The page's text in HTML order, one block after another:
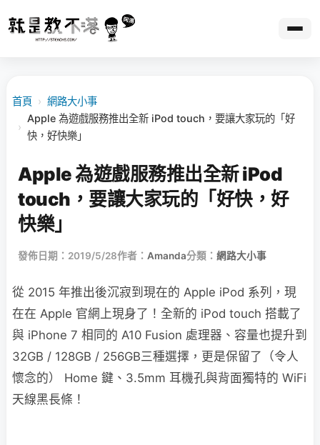
首頁 › 網路大小事
›
Apple 為遊戲服務推出全新 iPod touch，要讓大家玩的「好
快，好快樂」
Apple 為遊戲服務推出全新 iPod
touch，要讓大家玩的「好快，好
快樂」
發佈日期：2019/5/28作者： Amanda分類： 網路大小事
從 2015 年推出後沉寂到現在的 Apple iPod 系列，現
在在 Apple 官網上現身了！全新的 iPod touch 搭載了
與 iPhone 7 相同的 A10 Fusion 處理器、容量也提升到
32GB / 128GB / 256GB三種選擇，更是保留了（令人
懷念的） Home 鍵、3.5mm 耳機孔與背面獨特的 WiFi
天線黑長條！